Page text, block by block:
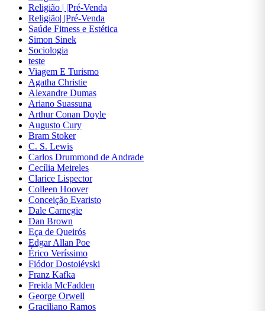
Religião | |Pré-Venda
Religião| |Pré-Venda
Saúde Fitness e Estética
Simon Sinek
Sociologia
teste
Viagem E Turismo
Agatha Christie
Alexandre Dumas
Ariano Suassuna
Arthur Conan Doyle
Augusto Cury
Bram Stoker
C. S. Lewis
Carlos Drummond de Andrade
Cecília Meireles
Clarice Lispector
Colleen Hoover
Conceição Evaristo
Dale Carnegie
Dan Brown
Eça de Queirós
Edgar Allan Poe
Érico Veríssimo
Fiódor Dostoiévski
Franz Kafka
Freida McFadden
George Orwell
Graciliano Ramos
CONCURSOS
CONTABILIDADE
CULINÁRIA E
GASTRONOMIA
DICIONÁRIOS
DIDÁTICOS
DIREITO
ECONOMIA
EDUCAÇÃO
ENGENHARIA
ENSINO
LÍNGUAS